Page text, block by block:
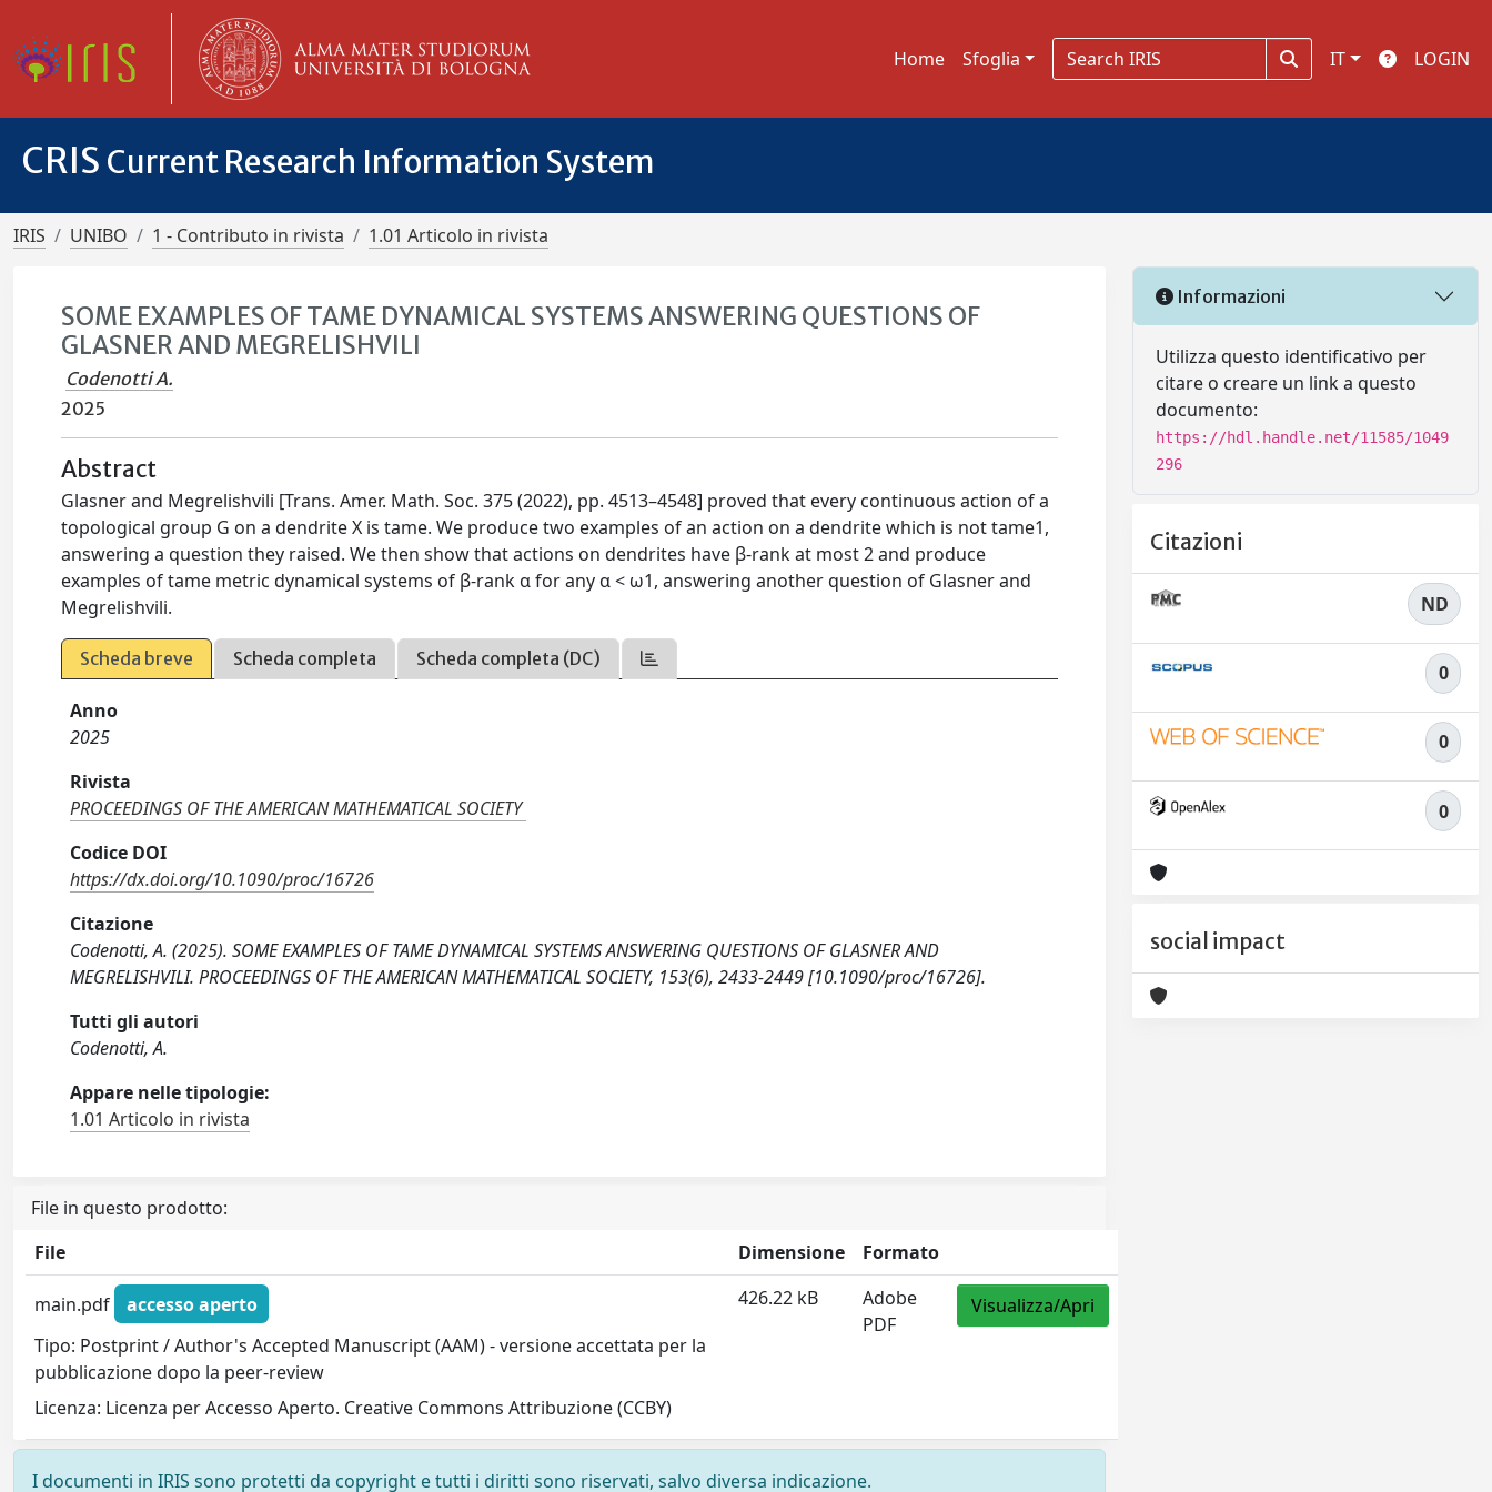
Home Sfoglia IT LOGIN
CRIS Current Research Information System
IRIS UNIBO 1 - Contributo in rivista 1.01 Articolo in rivista
SOME EXAMPLES OF TAME DYNAMICAL SYSTEMS ANSWERING QUESTIONS OF
GLASNER AND MEGRELISHVILI
Codenotti A.
2025
Abstract
Glasner and Megrelishvili [Trans. Amer. Math. Soc. 375 (2022), pp. 4513–4548] proved that every continuous action of a
topological group G on a dendrite X is tame. We produce two examples of an action on a dendrite which is not tame1,
answering a question they raised. We then show that actions on dendrites have β-rank at most 2 and produce
examples of tame metric dynamical systems of β-rank α for any α < ω1, answering another question of Glasner and
Megrelishvili.
Scheda breve Scheda completa Scheda completa (DC)
Anno
2025
Rivista
PROCEEDINGS OF THE AMERICAN MATHEMATICAL SOCIETY
Codice DOI
https://dx.doi.org/10.1090/proc/16726
Citazione
Codenotti, A. (2025). SOME EXAMPLES OF TAME DYNAMICAL SYSTEMS ANSWERING QUESTIONS OF GLASNER AND
MEGRELISHVILI. PROCEEDINGS OF THE AMERICAN MATHEMATICAL SOCIETY, 153(6), 2433-2449 [10.1090/proc/16726].
Tutti gli autori
Codenotti, A.
Appare nelle tipologie:
1.01 Articolo in rivista
File in questo prodotto:
File
Dimensione Formato
main.pdf
accesso aperto
Tipo: Postprint / Author's Accepted Manuscript (AAM) - versione accettata per la
pubblicazione dopo la peer-review
Licenza: Licenza per Accesso Aperto. Creative Commons Attribuzione (CCBY)
426.22 kB
Adobe
PDF
Visualizza/Apri
I documenti in IRIS sono protetti da copyright e tutti i diritti sono riservati, salvo diversa indicazione.
Informazioni
Utilizza questo identificativo per
citare o creare un link a questo
documento:
https://hdl.handle.net/11585/1049
296
Citazioni
ND
0
0
0
social impact